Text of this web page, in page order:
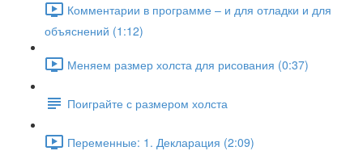
Комментарии в программе – и для отладки и для
объяснений (1:12)
Меняем размер холста для рисования (0:37)
Поиграйте с размером холста
Переменные: 1. Декларация (2:09)